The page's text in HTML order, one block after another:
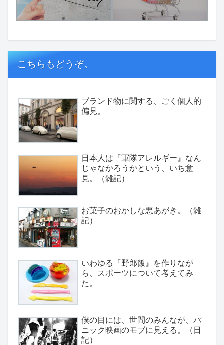
こちらもどうぞ。
ブランド物に関する、ごく個人的
偏見。
日本人は『軍隊アレルギー』なん
じゃなかろうかという、いち意
見。（雑記）
お菓子のおかしな悪あがき。（雑
記）
いわゆる『野郎飯』を作りなが
ら、スポーツについて考えてみ
た。
僕の目には、世間のみんなが、パ
ニック映画のモブに見える。（日
記）